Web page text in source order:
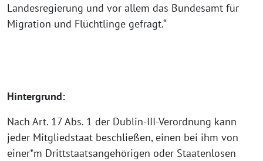
Landesregierung und vor allem das Bundesamt für
Migration und Flüchtlinge gefragt.“
Hintergrund:
Nach Art. 17 Abs. 1 der Dublin-III-Verordnung kann
jeder Mitgliedstaat beschließen, einen bei ihm von
einer*m Drittstaatsangehörigen oder Staatenlosen